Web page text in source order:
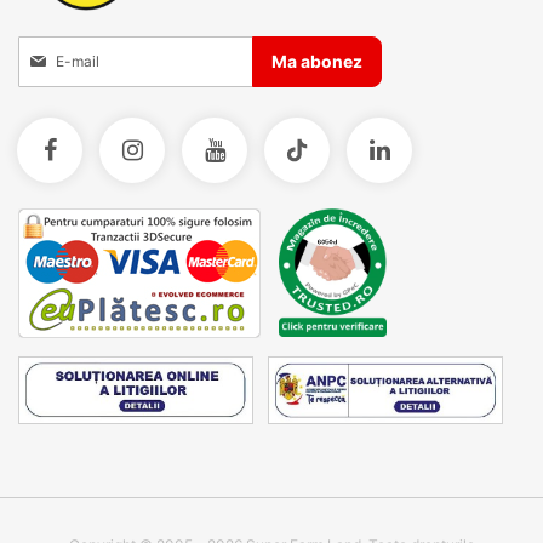
Inscrieti-va la Buletinele noastre informative
Ma abonez